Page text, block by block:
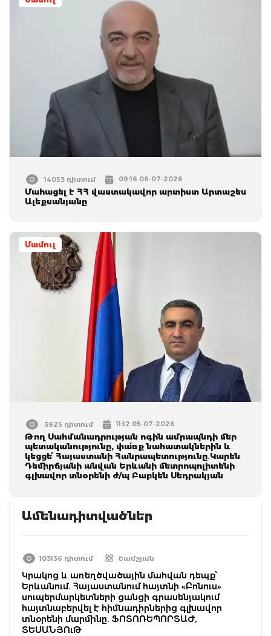
14053 դիտում 09:16 06-07-2026
Մահացել է ՀՀ վաստակավոր արտիստ Արտաշես
Ալեքսանյանը
Մամուլ
3925 դիտում 11:12 05-07-2026
Թող Սահմանադրության ոգին ամրապնդի մեր
պետականությունը, փա՛ռք նահատակներին և
կեցցե՛ Հայաստանի Հանրապետությունը․Կարեն
Դեմիրճյանի անվան Երևանի մետրոպոլիտենի
գլխավոր տնօրենի ժ/պ Բաբկեն Սեդրակյան
Ամենադիտվածներ
103136 դիտում Շամշյան
Կրակոց և առեղծվածային մահվան դեպք՝
Երևանում. Հայաստանում հայտնի «Բոնուս»
սուպերմարկետների ցանցի գրասենյակում
հայտնաբերվել է հիմնադիրներից գլխավոր
տնօրենի մարմինը. ՖՈՏՈՌԵՊՈՐՏԱԺ,
ՏԵՍԱՆՅՈւԹ